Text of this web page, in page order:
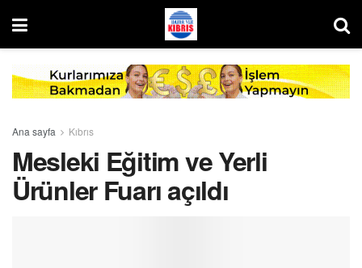
Ana sayfa Kıbrıs
Mesleki Eğitim ve Yerli
Ürünler Fuarı açıldı